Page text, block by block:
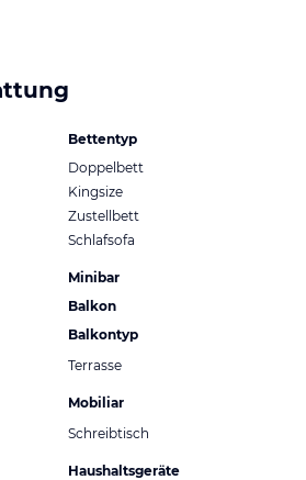
Bettentyp
Doppelbett
Kingsize
Zustellbett
Schlafsofa
Minibar
Balkon
Balkontyp
Terrasse
Mobiliar
Schreibtisch
Haushaltsgeräte